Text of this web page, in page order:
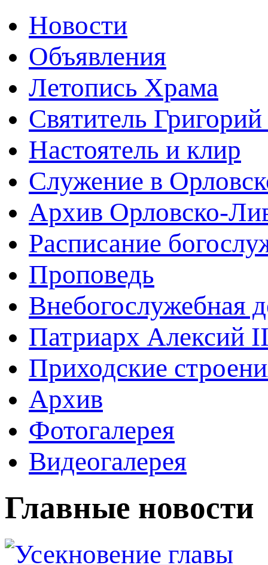
Новости
Объявления
Летопись Храма
Святитель
Настоятель и клир
Служение в
Архив Орловско-
Расписание
Проповедь
Внебогослужебная
Патриарх Алексий
Приходские
Архив
Фотогалерея
Видеогалерея
Главные новости